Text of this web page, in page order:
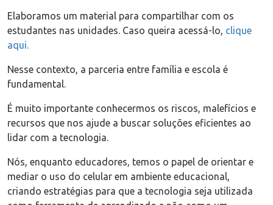
Elaboramos um material para compartilhar com os
estudantes nas unidades. Caso queira acessá-lo, clique
aqui.
Nesse contexto, a parceria entre família e escola é
fundamental.
É muito importante conhecermos os riscos, malefícios e
recursos que nos ajude a buscar soluções eficientes ao
lidar com a tecnologia.
Nós, enquanto educadores, temos o papel de orientar e
mediar o uso do celular em ambiente educacional,
criando estratégias para que a tecnologia seja utilizada